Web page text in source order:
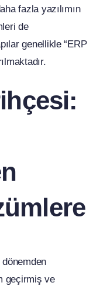
fazla yazılımın
de
genellikle “ERP
dönemden
geçirmiş ve